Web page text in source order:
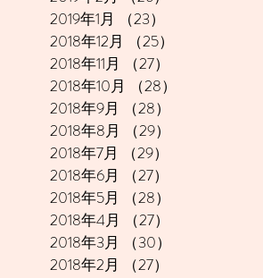
2019年1月
（23）
2018年12月
（25）
2018年11月
（27）
2018年10月
（28）
2018年9月
（28）
2018年8月
（29）
2018年7月
（29）
2018年6月
（27）
2018年5月
（28）
2018年4月
（27）
2018年3月
（30）
2018年2月
（27）